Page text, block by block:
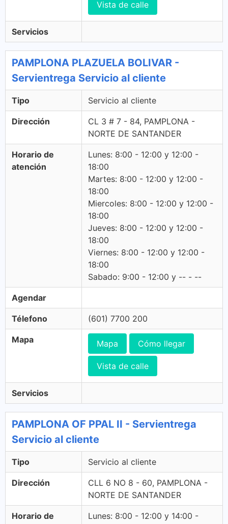
Vista de calle
Servicios
PAMPLONA PLAZUELA BOLIVAR -
Servientrega Servicio al cliente
Tipo Servicio al cliente
Dirección
CL 3 # 7 - 84, PAMPLONA -
NORTE DE SANTANDER
Horario de
atención
Lunes: 8:00 - 12:00 y 12:00 -
18:00
Martes: 8:00 - 12:00 y 12:00 -
18:00
Miercoles: 8:00 - 12:00 y 12:00 -
18:00
Jueves: 8:00 - 12:00 y 12:00 -
18:00
Viernes: 8:00 - 12:00 y 12:00 -
18:00
Sabado: 9:00 - 12:00 y -- - --
Agendar
Télefono (601) 7700 200
Mapa Mapa Cómo llegar
Vista de calle
Servicios
PAMPLONA OF PPAL II - Servientrega
Servicio al cliente
Tipo Servicio al cliente
Dirección
CLL 6 NO 8 - 60, PAMPLONA -
NORTE DE SANTANDER
Horario de
Lunes: 8:00 - 12:00 y 14:00 -